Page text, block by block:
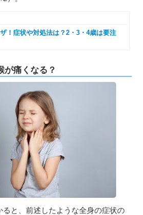
！症状や対処法は？2・3・4歳は要注
が痛くなる？
ると、前述したような全身の症状の